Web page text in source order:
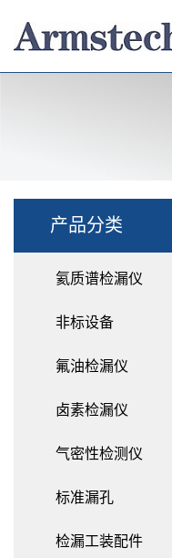
产品分类
氦质谱检漏仪
非标设备
氟油检漏仪
卤素检漏仪
气密性检测仪
标准漏孔
检漏工装配件